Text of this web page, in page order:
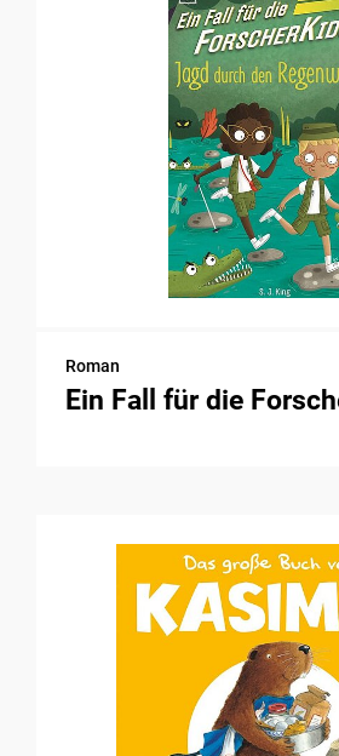
Roman
Ein Fall für die